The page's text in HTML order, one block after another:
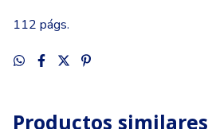
112 págs.
Productos similares